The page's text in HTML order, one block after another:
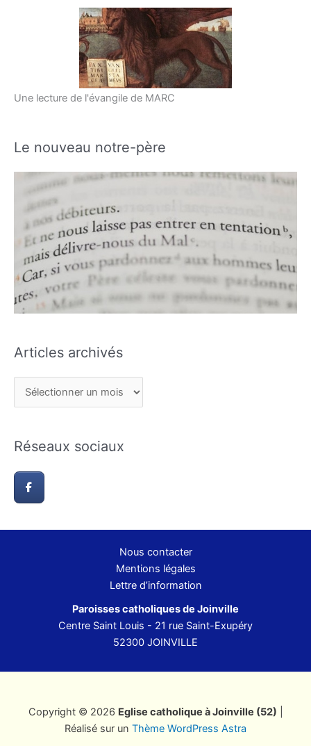
Une lecture de l'évangile de MARC
Le nouveau notre-père
Articles archivés
Réseaux sociaux
Nous contacter
Mentions légales
Lettre d’information
Paroisses catholiques de Joinville
Centre Saint Louis - 21 rue Saint-Exupéry
52300 JOINVILLE
Copyright © 2026 Eglise catholique à Joinville (52)
Réalisé sur un Thème WordPress Astra